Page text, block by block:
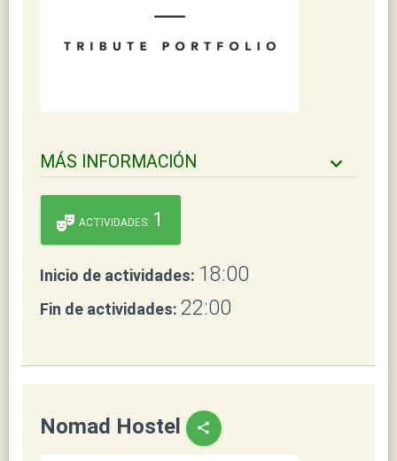
MÁS INFORMACIÓN keyboard_arrow_down
theater_comedy ACTIVIDADES: 1
Inicio de actividades: 18:00
Fin de actividades: 22:00
Nomad Hostel share